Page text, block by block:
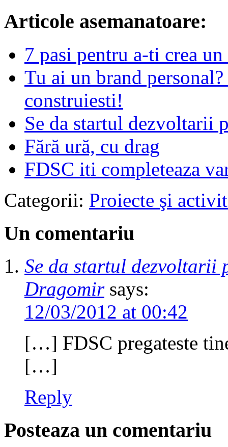
Articole asemanatoare:
7 pasi pentru a-ti crea
Tu ai un brand
construiesti!
Se da startul dezvoltarii
Fără ură, cu drag
FDSC iti completeaza
Categorii: Proiecte şi
Un comentariu
Se da startul
Dragomir says:
12/03/2012 at 00:42
[…] FDSC pregateste
[…]
Reply
Posteaza un comentariu